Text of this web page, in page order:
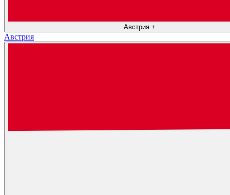
Австрия +
Австрия